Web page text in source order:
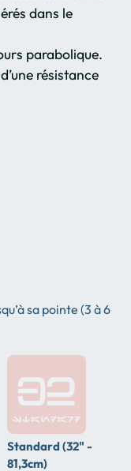
dans le
parabolique.
résistance
sa pointe (3 à 6
Standard (32" -
81,3cm)